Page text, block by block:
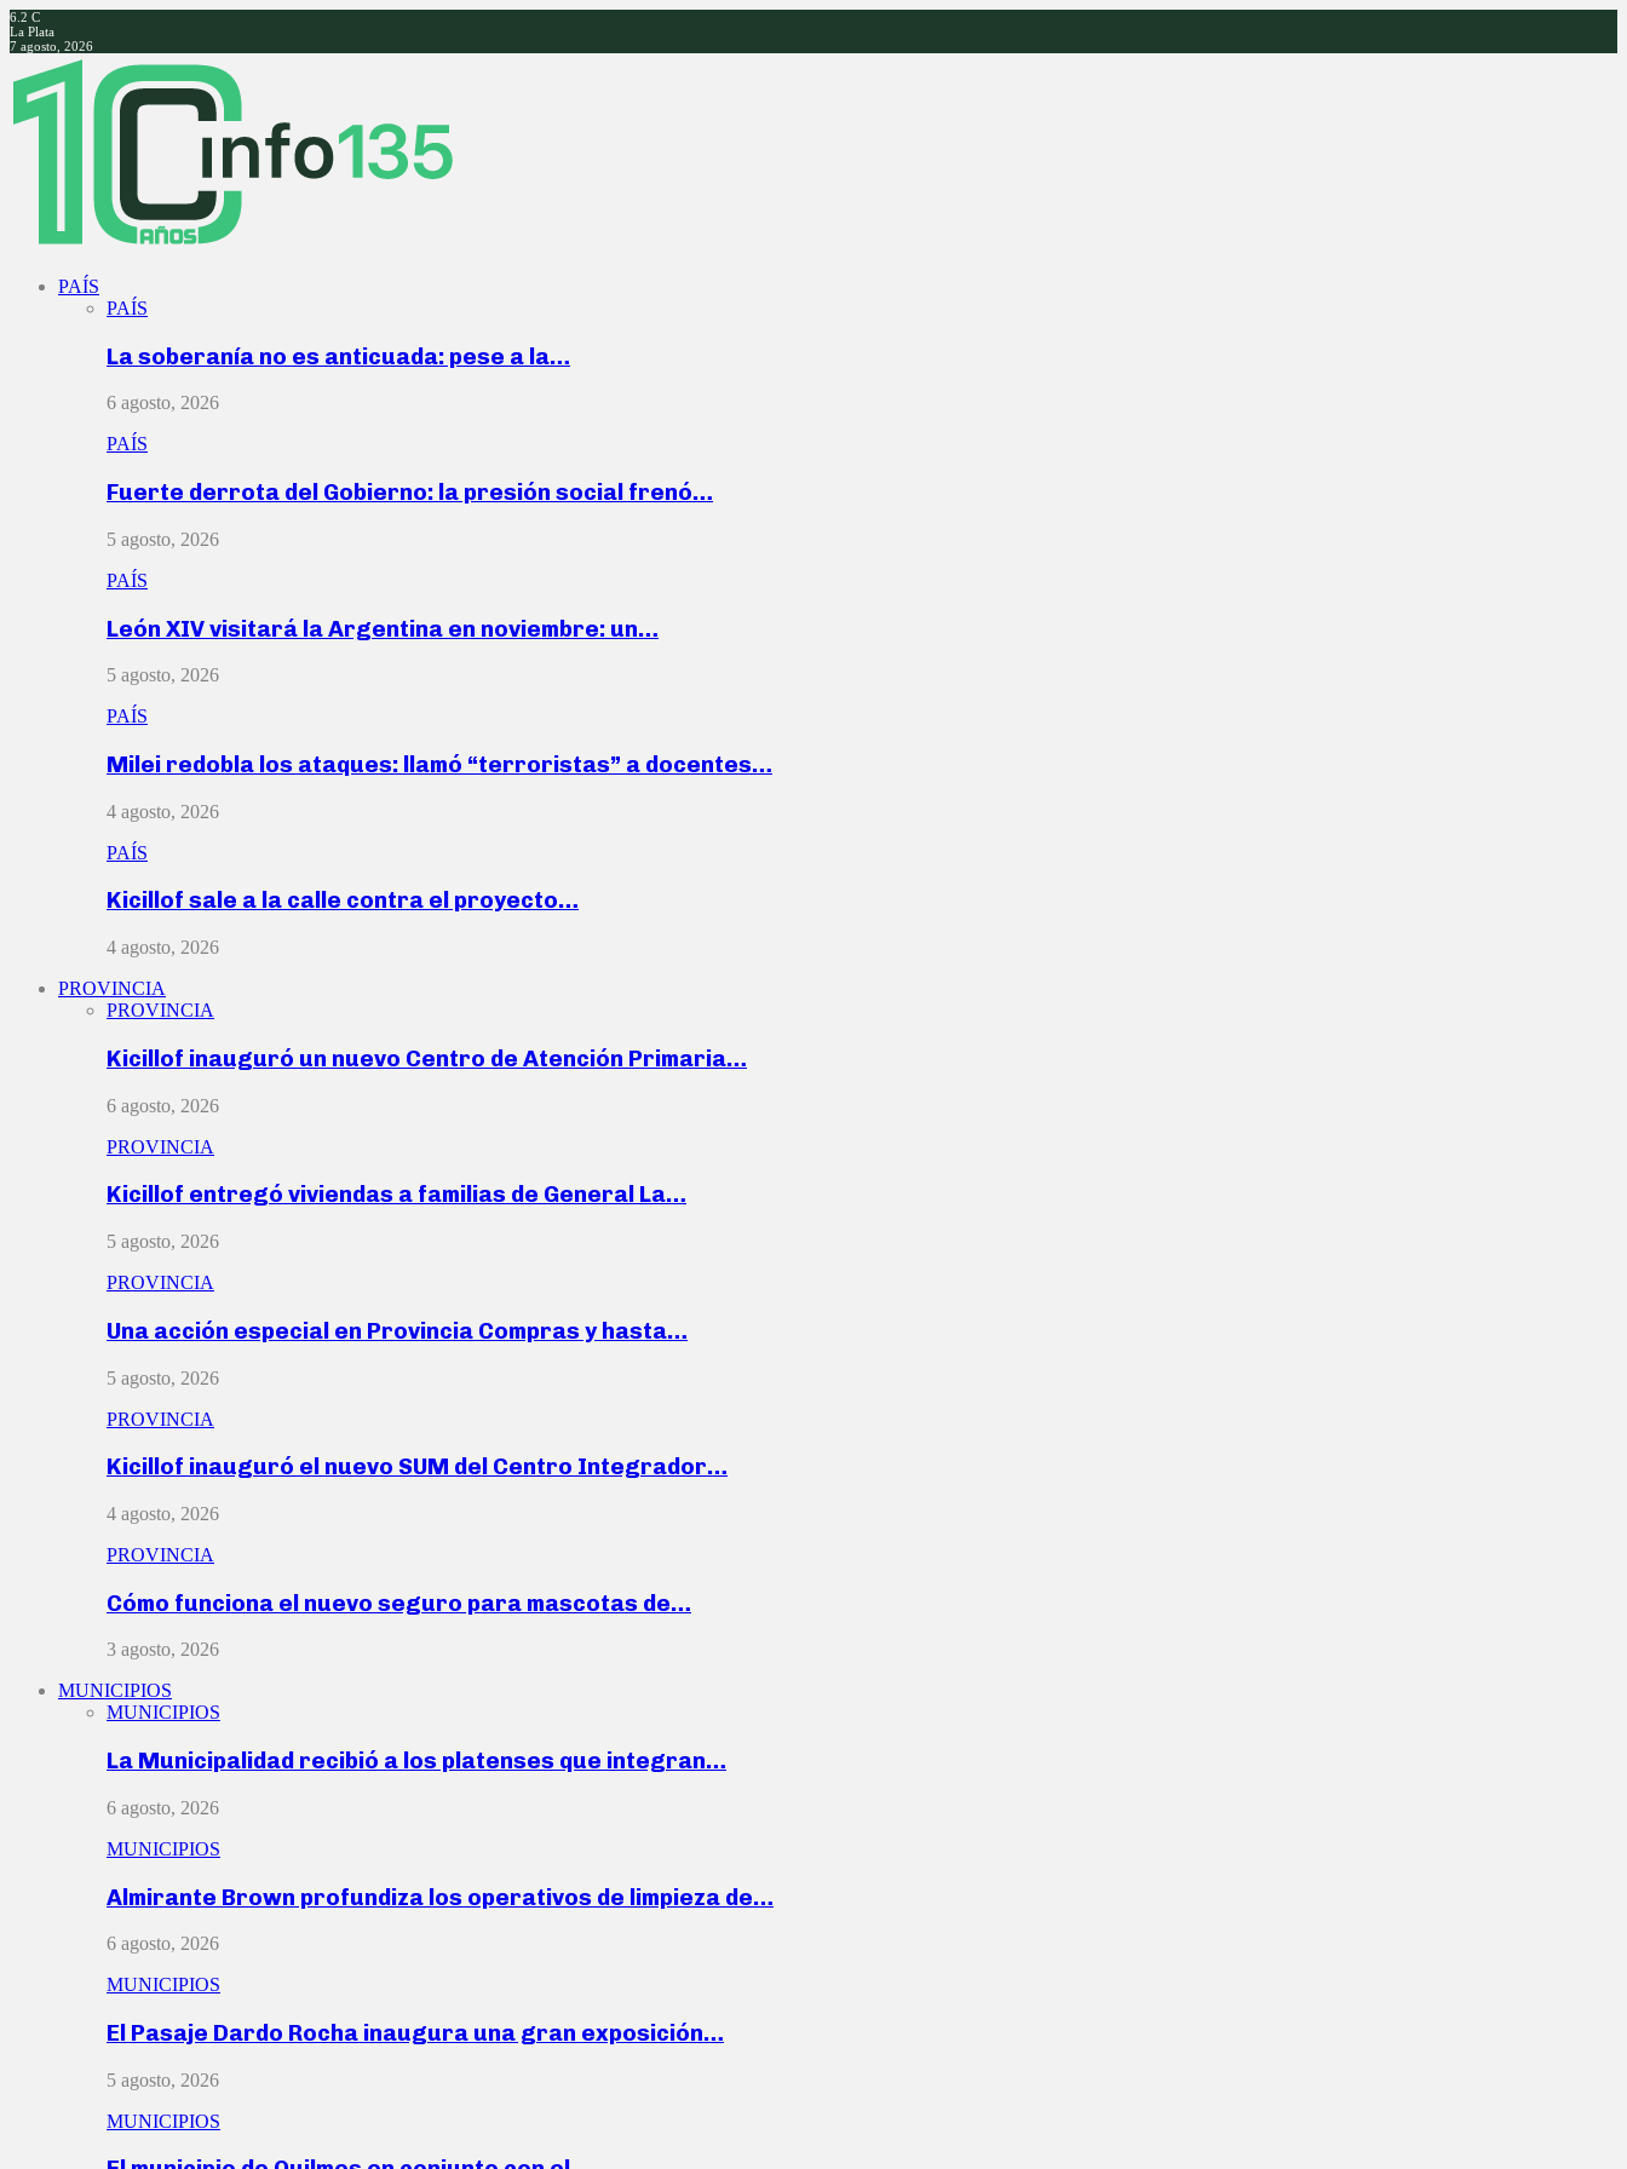
6.2 C
La Plata
7 agosto, 2026
Facebook
Twitter
Instagram
Youtube
PAÍS
PAÍS
La soberanía no es anticuada: pese a la…
6 agosto, 2026
PAÍS
Fuerte derrota del Gobierno: la presión social frenó…
5 agosto, 2026
PAÍS
León XIV visitará la Argentina en noviembre: un…
5 agosto, 2026
PAÍS
Milei redobla los ataques: llamó “terroristas” a docentes…
4 agosto, 2026
PAÍS
Kicillof sale a la calle contra el proyecto…
4 agosto, 2026
PROVINCIA
PROVINCIA
Kicillof inauguró un nuevo Centro de Atención Primaria…
6 agosto, 2026
PROVINCIA
Kicillof entregó viviendas a familias de General La…
5 agosto, 2026
PROVINCIA
Una acción especial en Provincia Compras y hasta…
5 agosto, 2026
PROVINCIA
Kicillof inauguró el nuevo SUM del Centro Integrador…
4 agosto, 2026
PROVINCIA
Cómo funciona el nuevo seguro para mascotas de…
3 agosto, 2026
MUNICIPIOS
MUNICIPIOS
La Municipalidad recibió a los platenses que integran…
6 agosto, 2026
MUNICIPIOS
Almirante Brown profundiza los operativos de limpieza de…
6 agosto, 2026
MUNICIPIOS
El Pasaje Dardo Rocha inaugura una gran exposición…
5 agosto, 2026
MUNICIPIOS